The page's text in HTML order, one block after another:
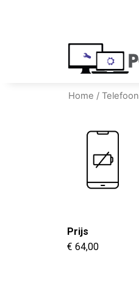
Home / Telefoon
Prijs
€ 64,00